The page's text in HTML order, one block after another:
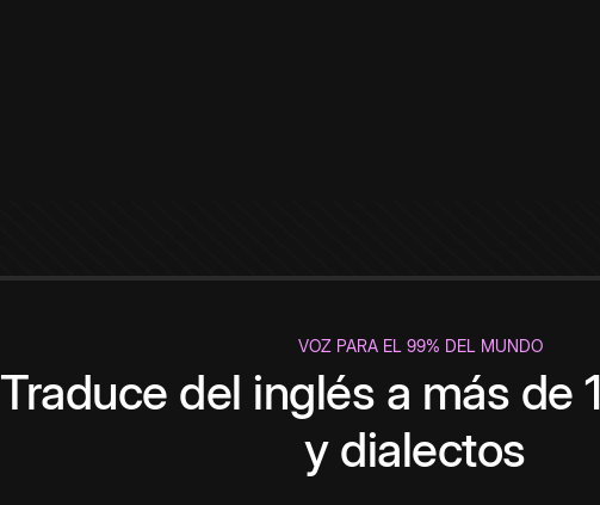
VOZ PARA EL 99% DEL MUNDO
Traduce del inglés a más de
y dialectos